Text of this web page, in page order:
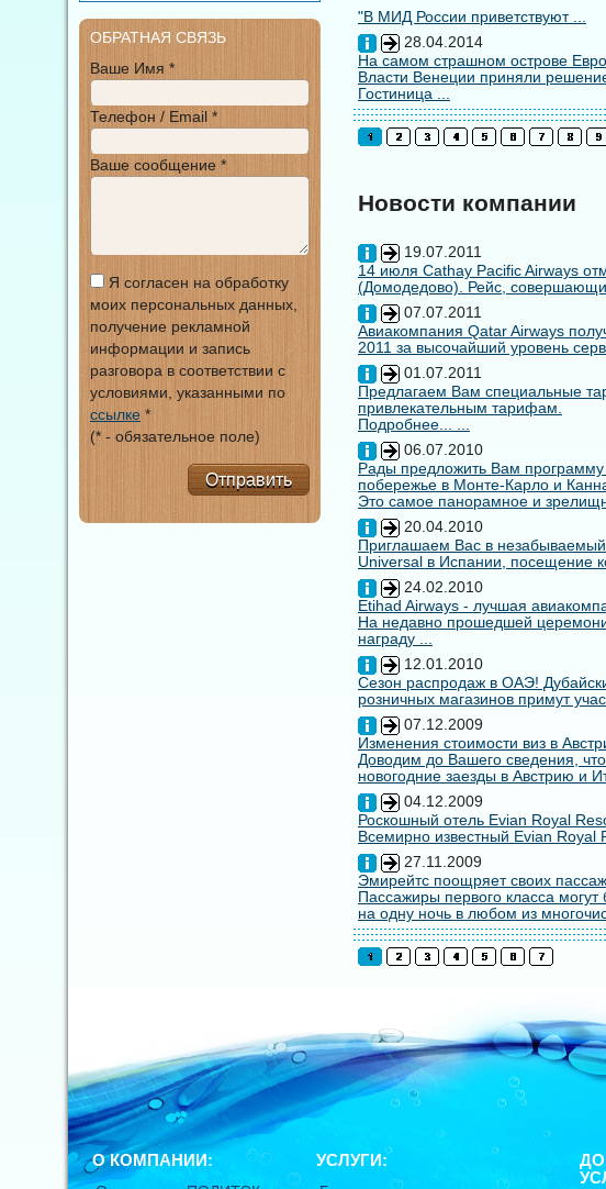
"В МИД России приветствуют ...
28.04.2014
На самом страшном острове
Власти Венеции приняли
Гостиница ...
Новости компании
19.07.2011
14 июля Cathay Pacific Airways
(Домодедово). Рейс,
07.07.2011
Авиакомпания Qatar Airways
2011 за высочайший уровень
01.07.2011
Предлагаем Вам специальные
привлекательным тарифам.
Подробнее... ...
06.07.2010
Рады предложить Вам
побережье в Монте-Карло и
Это самое панорамное и
20.04.2010
Приглашаем Вас в
Universal в Испании, посещение
24.02.2010
Etihad Airways - лучшая
На недавно прошедшей
награду ...
12.01.2010
Сезон распродаж в ОАЭ!
розничных магазинов примут
07.12.2009
Изменения стоимости виз в
Доводим до Вашего сведения,
новогодние заезды в Австрию и
04.12.2009
Роскошный отель Evian Royal
Всемирно известный Evian Royal
27.11.2009
Эмирейтс поощряет своих
Пассажиры первого класса
на одну ночь в любом из
ОБРАТНАЯ СВЯЗЬ
Ваше Имя *
Телефон / Email *
Ваше сообщение *
Я согласен на обработку
моих персональных данных,
получение рекламной
информации и запись
разговора в соответствии с
условиями, указанными по
ссылке *
(* - обязательное поле)
Отправить
О КОМПАНИИ: УСЛУГИ: